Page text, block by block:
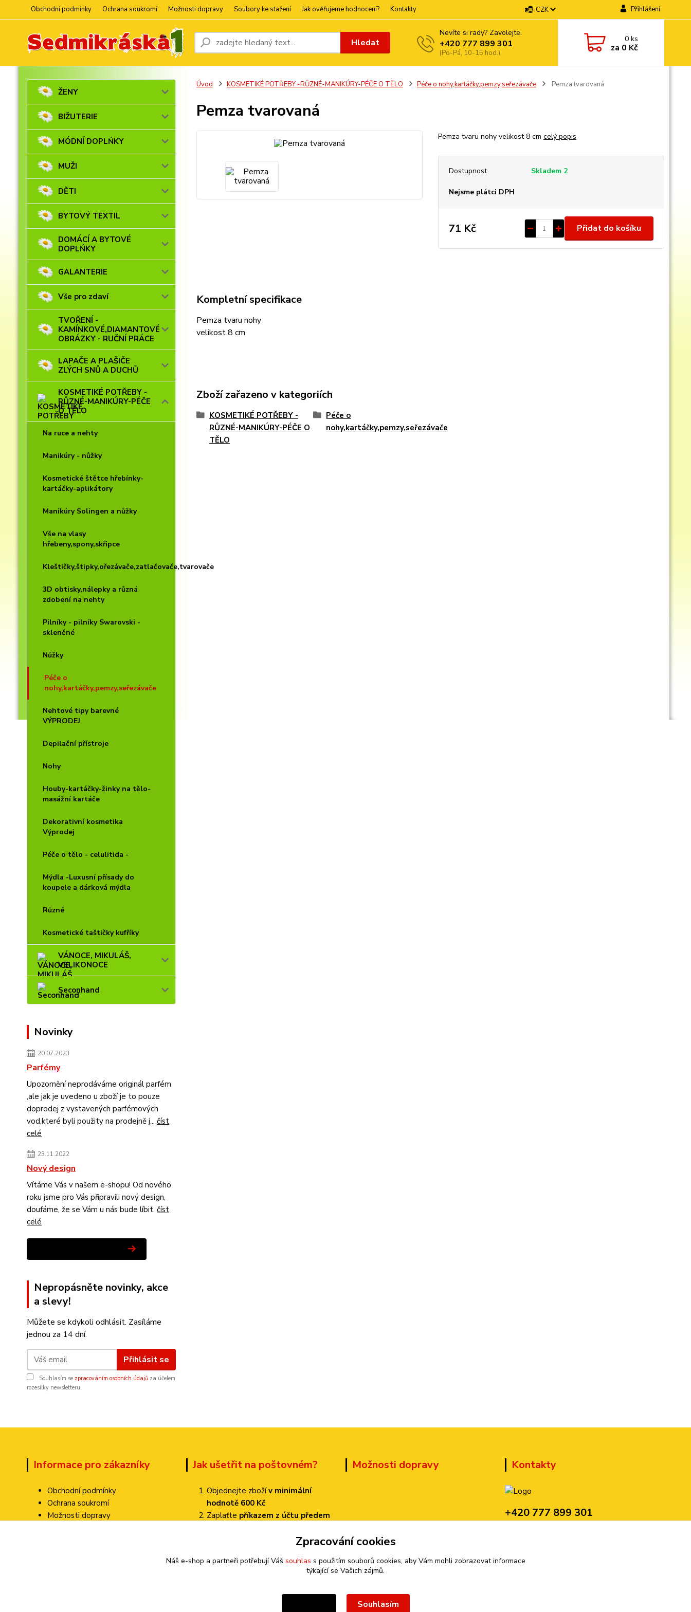
Obchodní podmínky Ochrana soukromí Možnosti dopravy Soubory ke stažení Jak ověřujeme hodnocení? Kontakty CZK Přihlášení
Hledat
Nevíte si rady? Zavolejte.
+420 777 899 301
(Po-Pá, 10-15 hod.)
0ks
za 0 Kč
ŽENY
BIŽUTERIE
MÓDNÍ DOPLŃKY
MUŽI
DĚTI
BYTOVÝ TEXTIL
DOMÁCÍ A BYTOVÉ
DOPLŃKY
GALANTERIE
Vše pro zdaví
TVOŘENÍ -
KAMÍNKOVÉ,DIAMANTOVÉ
OBRÁZKY - RUČNÍ PRÁCE
LAPAČE A PLAŠIČE
ZLÝCH SNŮ A DUCHŮ
KOSMETIKÉ POTŘEBY -
RŮZNÉ-MANIKÚRY-PÉČE
O TĚLO
Na ruce a nehty
Manikúry - nůžky
Kosmetické štětce hřebínky-
kartáčky-aplikátory
Manikúry Solingen a nůžky
Vše na vlasy
hřebeny,spony,skřipce
Kleštičky,štipky,ořezávače,zatlačovače,tvarovače
3D obtisky,nálepky a různá
zdobení na nehty
Pilníky - pilníky Swarovski -
skleněné
Nůžky
Péče o
nohy,kartáčky,pemzy,seřezávače
Nehtové tipy barevné
VÝPRODEJ
Depilační přístroje
Nohy
Houby-kartáčky-žinky na tělo-
masážní kartáče
Dekorativní kosmetika
Výprodej
Péče o tělo - celulitida -
Mýdla -Luxusní přísady do
koupele a dárková mýdla
Různé
Kosmetické taštičky kufříky
VÁNOCE, MIKULÁŠ,
VELIKONOCE
Seconhand
Novinky
20.07.2023
Parfémy
Upozornění neprodáváme originál parfém
,ale jak je uvedeno u zboží je to pouze
doprodej z vystavených parfémových
vod,které byli použity na prodejně j... číst
celé
23.11.2022
Nový design
Vítáme Vás v našem e-shopu! Od nového
roku jsme pro Vás připravili nový design,
doufáme, že se Vám u nás bude líbit. číst
celé
Nepropásněte novinky, akce
a slevy!
Můžete se kdykoli odhlásit. Zasíláme
jednou za 14 dní.
Přihlásit se
Souhlasím se zpracováním osobních údajů za účelem
rozesílky newsletteru.
Úvod KOSMETIKÉ POTŘEBY -RŮZNÉ-MANIKÚRY-PÉČE O TĚLO Péče o nohy,kartáčky,pemzy,seřezávače Pemza tvarovaná
Pemza tvarovaná
Pemza tvaru nohy velikost 8 cm celý popis
Dostupnost Skladem 2
Nejsme plátci DPH
71 Kč Přidat do košíku
Kompletní specifikace
Pemza tvaru nohy
velikost 8 cm
Zboží zařazeno v kategoriích
KOSMETIKÉ POTŘEBY -
RŮZNÉ-MANIKÚRY-PÉČE O
TĚLO
Péče o
nohy,kartáčky,pemzy,seřezávače
Informace pro zákazníky
Obchodní podmínky
Ochrana soukromí
Možnosti dopravy
Jak ušetřit na poštovném?
Objednejte zbožív minimální
hodnotě 600 Kč
Zaplaťte příkazem z účtu předem
pouze 70 Kč!
Možnosti dopravy Kontakty
+420 777 899 301
Zpracování cookies
Náš e-shop a partneři potřebují Váš souhlas s použitím souborů cookies, aby Vám mohli zobrazovat informace
týkající se Vašich zájmů.
Souhlasím